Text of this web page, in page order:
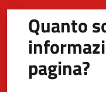
Quanto
pagina?